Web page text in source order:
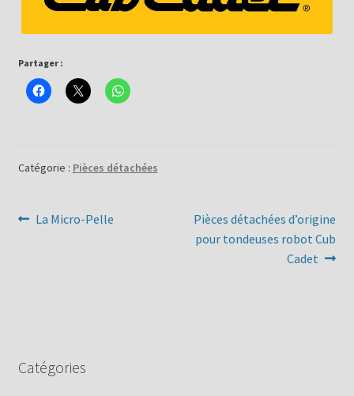
Partager :
Catégorie : Pièces détachées
Navigation
Article
La Micro-Pelle
Article
suivant :
Pièces détachées d’origine
pour tondeuses robot Cub
Cadet
Catégories